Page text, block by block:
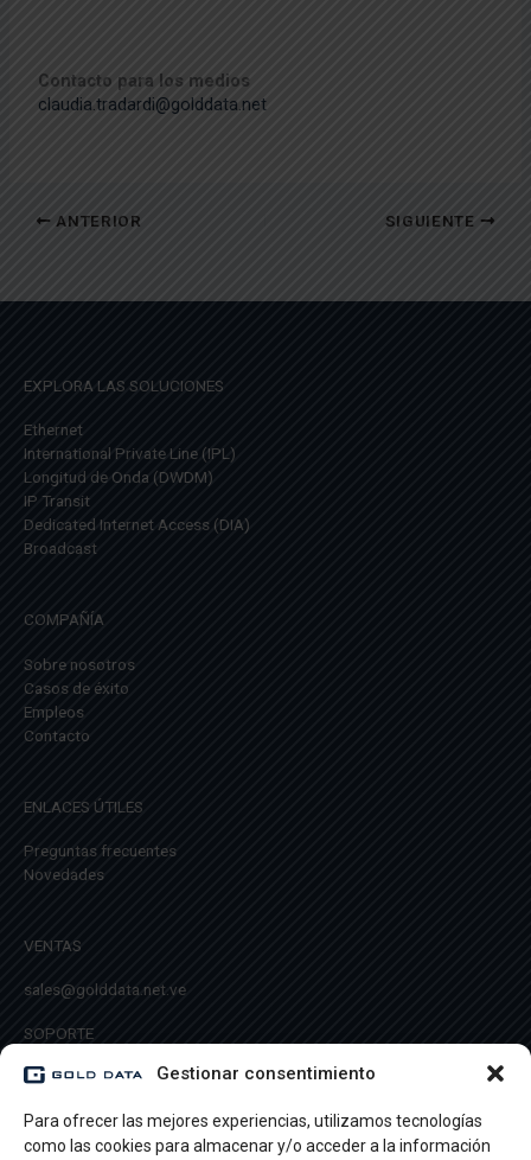
Gestionar consentimiento
Para ofrecer las mejores experiencias, utilizamos tecnologías
como las cookies para almacenar y/o acceder a la información
Contacto para los medios
claudia.tradardi@golddata.net
ANTERIOR SIGUIENTE
EXPLORA LAS SOLUCIONES
Ethernet
International Private Line (IPL)
Longitud de Onda (DWDM)
IP Transit
Dedicated Internet Access (DIA)
Broadcast
COMPAÑÍA
Sobre nosotros
Casos de éxito
Empleos
Contacto
ENLACES ÚTILES
Preguntas frecuentes
Novedades
VENTAS
sales@golddata.net.ve
SOPORTE
info@golddata.net.ve